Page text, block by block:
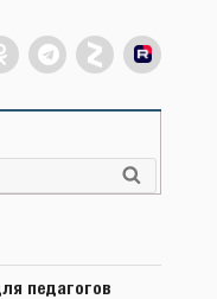
педагогов